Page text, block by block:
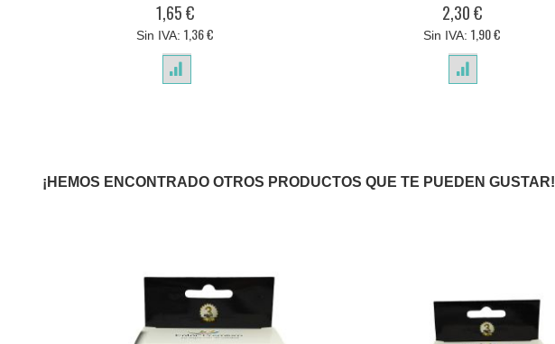
1,65 €
1,36 €
2,30 €
1,90 €
¡HEMOS ENCONTRADO OTROS PRODUCTOS QUE TE PUEDEN GUSTAR!